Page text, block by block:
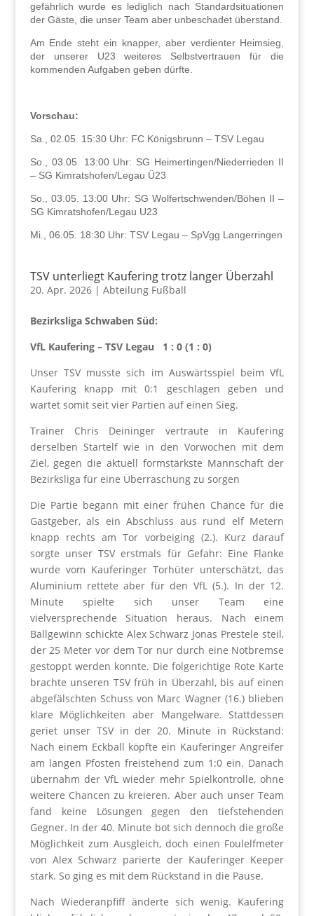
gefährlich wurde es lediglich nach Standardsituationen
der Gäste, die unser Team aber unbeschadet überstand.
Am Ende steht ein knapper, aber verdienter Heimsieg,
der unserer U23 weiteres Selbstvertrauen für die
kommenden Aufgaben geben dürfte.
Vorschau:
Sa., 02.05. 15:30 Uhr: FC Königsbrunn – TSV Legau
So., 03.05. 13:00 Uhr: SG Heimertingen/Niederrieden II
– SG Kimratshofen/Legau Ü23
So., 03.05. 13:00 Uhr: SG Wolfertschwenden/Böhen II –
SG Kimratshofen/Legau U23
Mi., 06.05. 18:30 Uhr: TSV Legau – SpVgg Langerringen
TSV unterliegt Kaufering trotz langer Überzahl
20. Apr. 2026| Abteilung Fußball
Bezirksliga Schwaben Süd:
VfL Kaufering – TSV Legau 1 : 0 (1 : 0)
Unser TSV musste sich im Auswärtsspiel beim VfL
Kaufering knapp mit 0:1 geschlagen geben und
wartet somit seit vier Partien auf einen Sieg.
Trainer Chris Deininger vertraute in Kaufering
derselben Startelf wie in den Vorwochen mit dem
Ziel, gegen die aktuell formstärkste Mannschaft der
Bezirksliga für eine Überraschung zu sorgen
Die Partie begann mit einer frühen Chance für die
Gastgeber, als ein Abschluss aus rund elf Metern
knapp rechts am Tor vorbeiging (2.). Kurz darauf
sorgte unser TSV erstmals für Gefahr: Eine Flanke
wurde vom Kauferinger Torhüter unterschätzt, das
Aluminium rettete aber für den VfL (5.). In der 12.
Minute spielte sich unser Team eine
vielversprechende Situation heraus. Nach einem
Ballgewinn schickte Alex Schwarz Jonas Prestele steil,
der 25 Meter vor dem Tor nur durch eine Notbremse
gestoppt werden konnte. Die folgerichtige Rote Karte
brachte unseren TSV früh in Überzahl, bis auf einen
abgefälschten Schuss von Marc Wagner (16.) blieben
klare Möglichkeiten aber Mangelware. Stattdessen
geriet unser TSV in der 20. Minute in Rückstand:
Nach einem Eckball köpfte ein Kauferinger Angreifer
am langen Pfosten freistehend zum 1:0 ein. Danach
übernahm der VfL wieder mehr Spielkontrolle, ohne
weitere Chancen zu kreieren. Aber auch unser Team
fand keine Lösungen gegen den tiefstehenden
Gegner. In der 40. Minute bot sich dennoch die große
Möglichkeit zum Ausgleich, doch einen Foulelfmeter
von Alex Schwarz parierte der Kauferinger Keeper
stark. So ging es mit dem Rückstand in die Pause.
Nach Wiederanpfiff änderte sich wenig. Kaufering